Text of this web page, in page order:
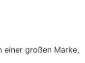
einer großen Marke,